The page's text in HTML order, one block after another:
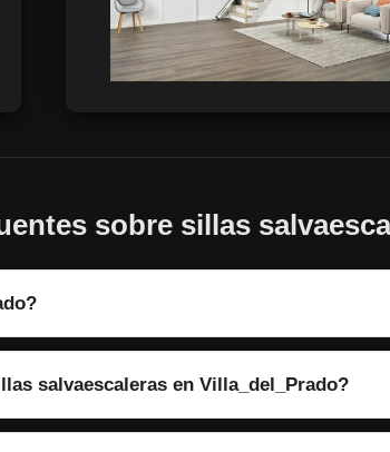
sobre sillas
salvaescaleras en Villa_del_Prado?